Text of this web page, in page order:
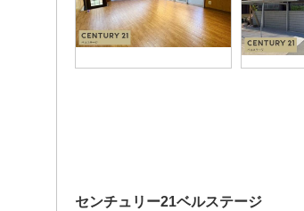
センチュリー21ベルステージ